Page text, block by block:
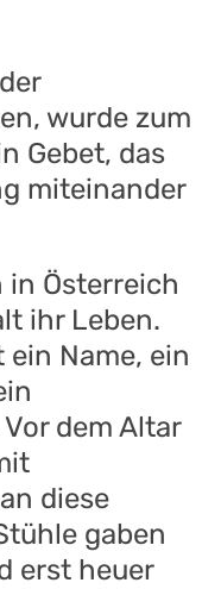
wurde zum
Gebet, das
miteinander
in Österreich
ihr Leben.
Name, ein
dem Altar
diese
gaben
erst heuer